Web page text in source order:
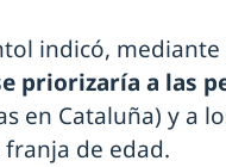
indicó,
priorizaría a las
en Cataluña) y a
de edad.